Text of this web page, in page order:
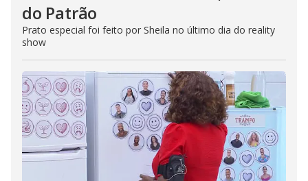
do Patrão
Prato especial foi feito por Sheila no último dia do reality
show